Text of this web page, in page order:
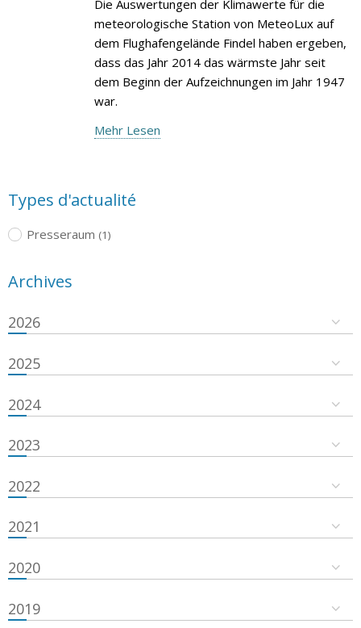
Die Auswertungen der Klimawerte für die
meteorologische Station von MeteoLux auf
dem Flughafengelände Findel haben ergeben,
dass das Jahr 2014 das wärmste Jahr seit
dem Beginn der Aufzeichnungen im Jahr 1947
war.
Mehr Lesen
Types d'actualité
Presseraum (1)
Archives
2026
2025
2024
2023
2022
2021
2020
2019